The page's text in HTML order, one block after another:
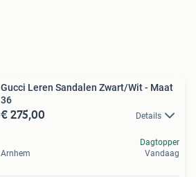
Gucci Leren Sandalen Zwart/Wit - Maat
36
€ 275,00 Details
Arnhem
Dagtopper
Vandaag